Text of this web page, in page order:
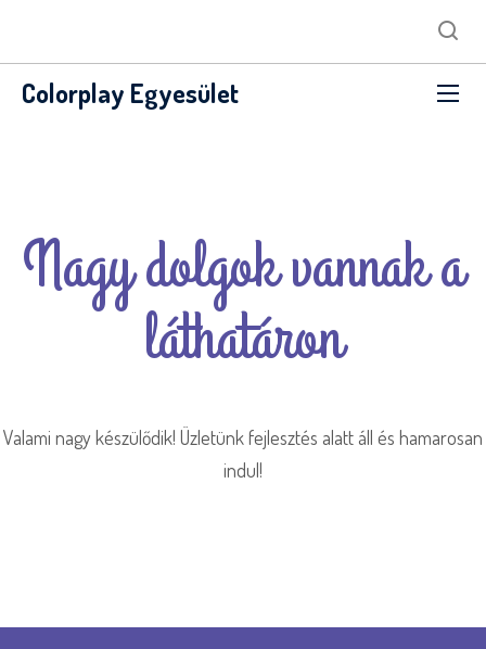
Colorplay Egyesület
Nagy dolgok vannak a
láthatáron
Valami nagy készülődik! Üzletünk fejlesztés alatt áll és hamarosan
indul!